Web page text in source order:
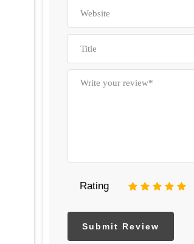
Rating 5
4
3
2